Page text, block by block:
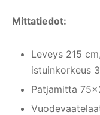
Mittatiedot:
Leveys 215
istuinkorkeus
Patjamitta